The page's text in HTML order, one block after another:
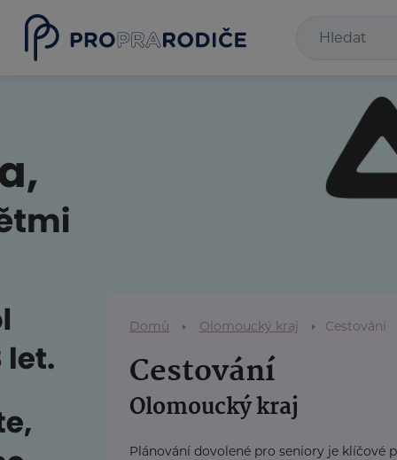
Domů Olomoucký kraj Cestování
Cestování
Olomoucký kraj
Plánování dovolené pro seniory je klíčové